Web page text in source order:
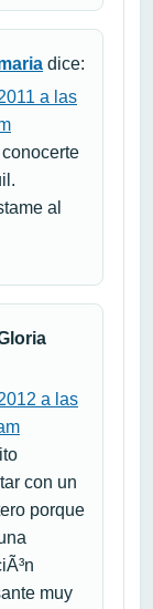
dice:
a las
al
a las
con un
porque
muy